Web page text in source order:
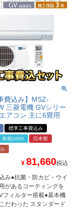
費込み】MSZ-
三菱電機 GVシリー
アコン 主に6畳用
標準工事費込み
単相100V
日本製
¥ 81,660税込
み●抗菌・防カビ・ウイ
があるコーティングを
フィルター搭載●基本機
だわった スタンダード